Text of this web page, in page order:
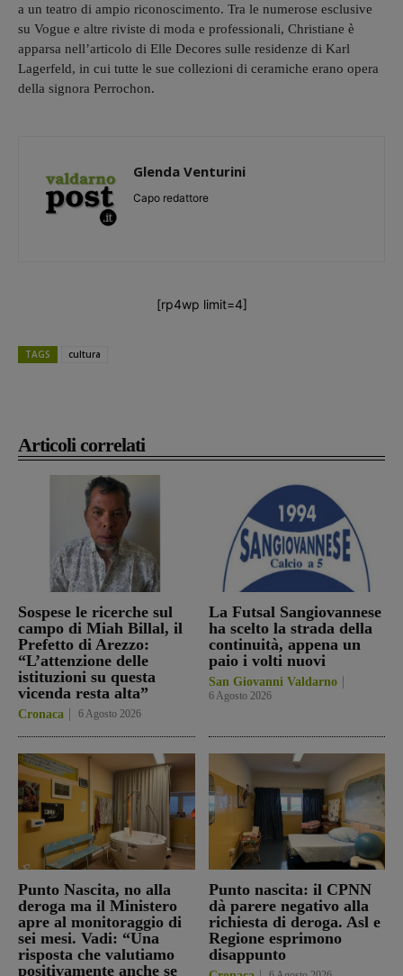
Articoli correlati
Sospese le ricerche sul
campo di Miah Billal, il
Prefetto di Arezzo:
“L’attenzione delle
istituzioni su questa
vicenda resta alta”
Cronaca 6 Agosto 2026
La Futsal Sangiovannese
ha scelto la strada della
continuità, appena un
paio i volti nuovi
San Giovanni Valdarno
6 Agosto 2026
Punto Nascita, no alla
deroga ma il Ministero
apre al monitoraggio di
sei mesi. Vadi: “Una
risposta che valutiamo
positivamente anche se
Punto nascita: il CPNN
dà parere negativo alla
richiesta di deroga. Asl e
Regione esprimono
disappunto
a un teatro di ampio riconoscimento. Tra le numerose esclusive
su Vogue e altre riviste di moda e professionali, Christiane è
apparsa nell’articolo di Elle Decores sulle residenze di Karl
Lagerfeld, in cui tutte le sue collezioni di ceramiche erano opera
della signora Perrochon.
Glenda Venturini
Capo redattore
[rp4wp limit=4]
TAGS cultura